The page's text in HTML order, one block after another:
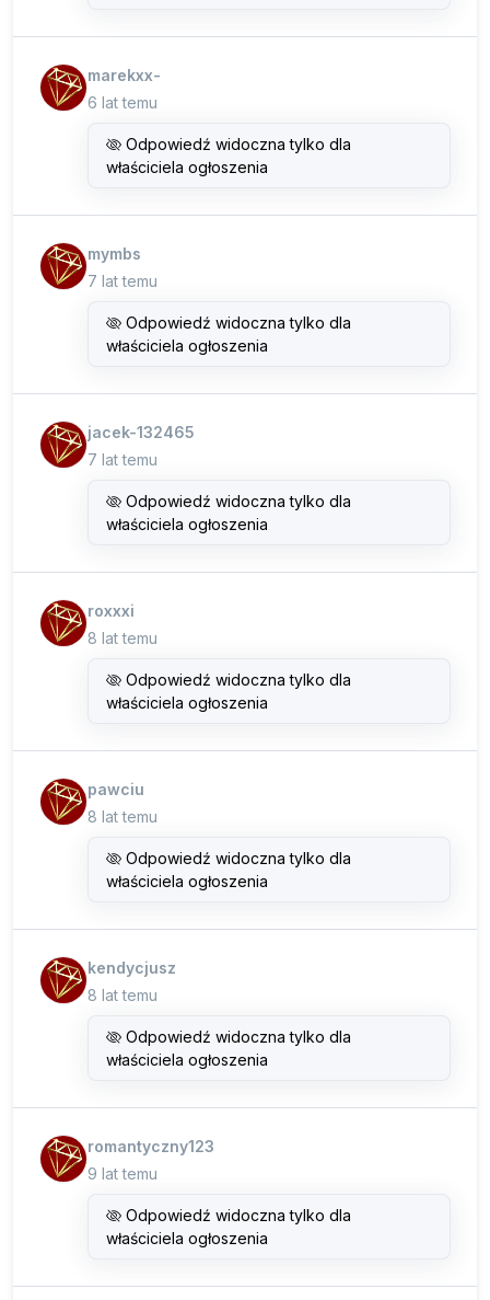
marekxx-
6 lat temu
Odpowiedź widoczna tylko dla
właściciela ogłoszenia
mymbs
7 lat temu
Odpowiedź widoczna tylko dla
właściciela ogłoszenia
jacek-132465
7 lat temu
Odpowiedź widoczna tylko dla
właściciela ogłoszenia
roxxxi
8 lat temu
Odpowiedź widoczna tylko dla
właściciela ogłoszenia
pawciu
8 lat temu
Odpowiedź widoczna tylko dla
właściciela ogłoszenia
kendycjusz
8 lat temu
Odpowiedź widoczna tylko dla
właściciela ogłoszenia
romantyczny123
9 lat temu
Odpowiedź widoczna tylko dla
właściciela ogłoszenia